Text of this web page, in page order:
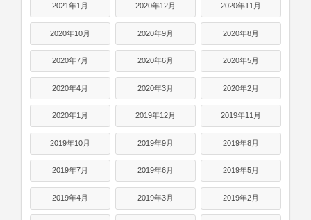
2021年1月 2020年12月 2020年11月
2020年10月 2020年9月 2020年8月
2020年7月 2020年6月 2020年5月
2020年4月 2020年3月 2020年2月
2020年1月 2019年12月 2019年11月
2019年10月 2019年9月 2019年8月
2019年7月 2019年6月 2019年5月
2019年4月 2019年3月 2019年2月